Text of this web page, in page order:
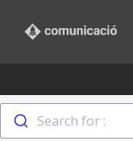
Search for :